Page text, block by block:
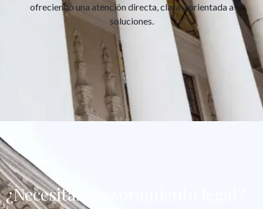
ofreciendo una atención directa, clara y orientada a
soluciones.
¿Necesitas asesoramiento legal?